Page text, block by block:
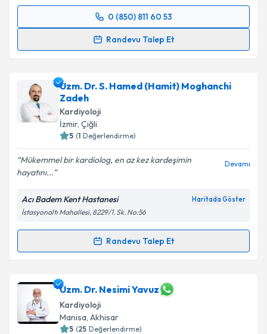
0 (850) 811 60 53
Randevu Talep Et
Randevu Takvimi Talebi
takvim hazırlandığında e-posta ile bilgilendireceğiz.
E-posta Adresiniz
Aydınlatma
Takvim Talebini Gönder
Uzm. Dr. S. Hamed (Hamit) Moghanchi
Zadeh
Kardiyoloji
İzmir, Çiğli
5 (1 Değerlendirme)
Mükemmel bir kardiolog, en az kez kardeşimin
hayatını...
Devamı
Acı Badem Kent Hastanesi Haritada Göster
İstasyonaltı Mahallesi, 8229/1. Sk. No:56
Randevu Talep Et
Randevu Takvimi Talebi
Uzm. Dr. S. Hamed (Hamit) Moghanchi Zadeh
randevu takvimi talebi oluşturun. Size bu uzmandan
randevu almanız için bir takvim hazırlandığında e-
posta ile bilgilendireceğiz.
Uzm. Dr. Nesimi Yavuz
Kardiyoloji
Manisa, Akhisar
5 (25 Değerlendirme)